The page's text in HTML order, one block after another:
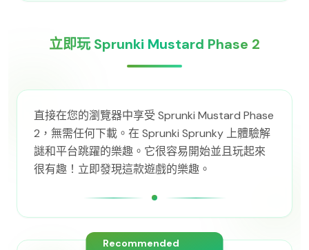
立即玩 Sprunki Mustard Phase 2
直接在您的瀏覽器中享受 Sprunki Mustard Phase
2，無需任何下載。在 Sprunki Sprunky 上體驗解
謎和平台跳躍的樂趣。它很容易開始並且玩起來
很有趣！立即發現這款遊戲的樂趣。
Recommended